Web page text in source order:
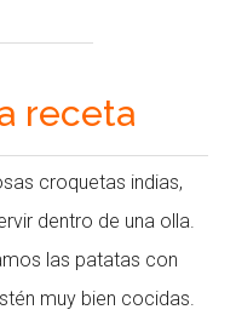
receta
croquetas indias,
dentro de una olla.
las patatas con
muy bien cocidas.